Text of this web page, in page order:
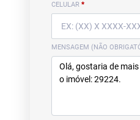
CELULAR *
MENSAGEM (NÃO